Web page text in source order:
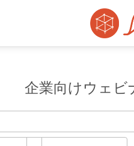
企業向けウェビ